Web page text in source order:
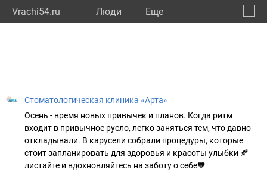
Vrachi54.ru Люди Eще
Стоматологическая клиника «Арта»
Осень - время новых привычек и планов. Когда ритм
входит в привычное русло, легко заняться тем, что давно
откладывали. В карусели собрали процедуры, которые
стоит запланировать для здоровья и красоты улыбки 🍂
листайте и вдохновляйтесь на заботу о себе🧡